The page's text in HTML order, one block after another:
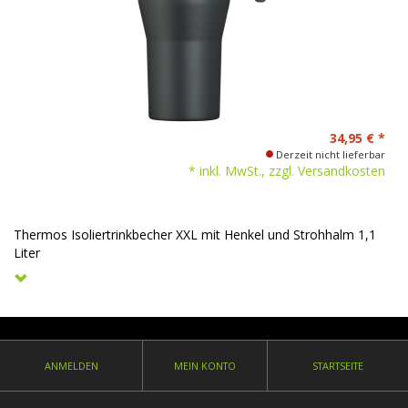
34,95 € *
Derzeit nicht lieferbar
* inkl. MwSt., zzgl. Versandkosten
Thermos Isoliertrinkbecher XXL mit Henkel und Strohhalm 1,1
Liter
Farbe: black mat
ANMELDEN MEIN KONTO STARTSEITE